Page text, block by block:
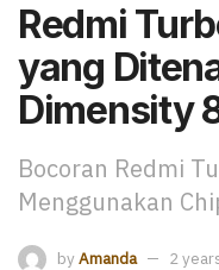
Redmi
yang
Dimensity
Bocoran Redmi
Menggunakan
by Amanda 2